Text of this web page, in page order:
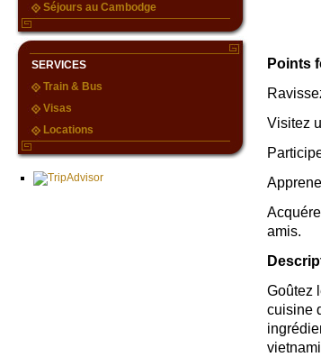
Séjours au Cambodge
SERVICES
Train & Bus
Visas
Locations
Points
Visitez
amis.
Goûtez
cuisine